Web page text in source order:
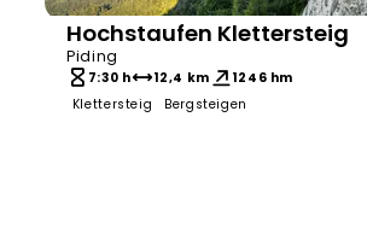
Bergerlebnis Berchtesgaden
Hochstaufen Klettersteig
Piding
7:30 h 12,4 km
1246 hm
Klettersteig
Bergsteigen